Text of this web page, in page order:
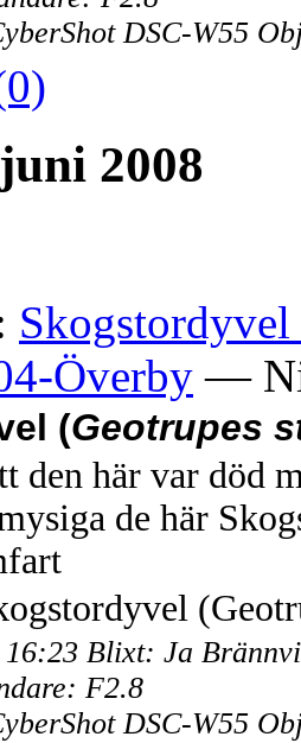
DSC-W55
2008
Skogstordyvel
Överby —
(Geotrupes
den här var död
de här
Blixt: Ja
F2.8
DSC-W55